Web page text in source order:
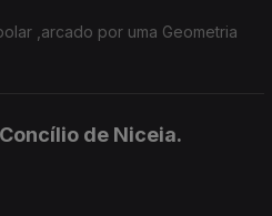
,arcado por uma Geometria
de Niceia.